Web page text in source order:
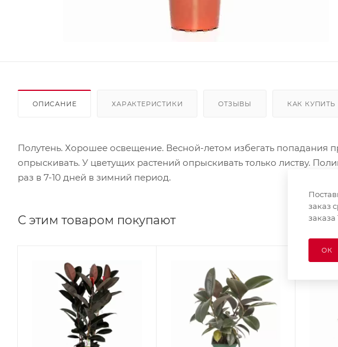
ОПИСАНИЕ ХАРАКТЕРИСТИКИ ОТЗЫВЫ КАК КУПИТЬ
Полутень. Хорошее освещение. Весной-летом избегать попадания
опрыскивать. У цветущих растений опрыскивать только листву.
раз в 7-10 дней в зимний период.
С этим товаром покупают
заказ
заказа
ОК